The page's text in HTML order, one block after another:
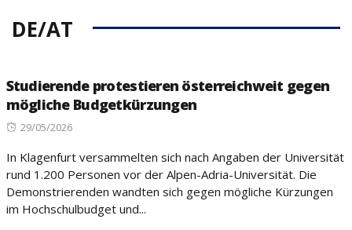
DE/AT
Studierende protestieren österreichweit gegen
mögliche Budgetkürzungen
Posted
29/05/2026
In Klagenfurt versammelten sich nach Angaben der Universität
rund 1.200 Personen vor der Alpen-Adria-Universität. Die
Demonstrierenden wandten sich gegen mögliche Kürzungen
im Hochschulbudget und...